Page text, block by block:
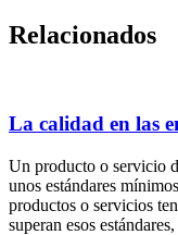
Relacionados
La calidad en las
Un producto o servicio
unos estándares
productos o servicios
superan esos